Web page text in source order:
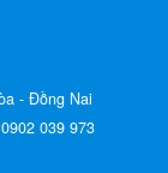
- Đồng Nai
039 973